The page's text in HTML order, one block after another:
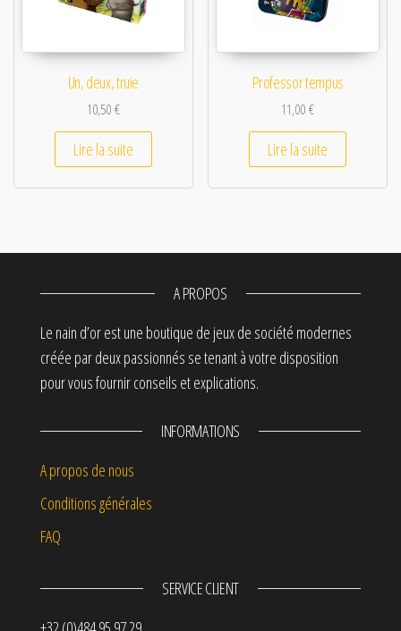
Un, deux, truie
10,50€
Lire la suite
Professor tempus
11,00€
Lire la suite
A PROPOS
Le nain d’or est une boutique de jeux de société modernes
créée par deux passionnés se tenant à votre disposition
pour vous fournir conseils et explications.
INFORMATIONS
A propos de nous
Conditions générales
FAQ
SERVICE CLIENT